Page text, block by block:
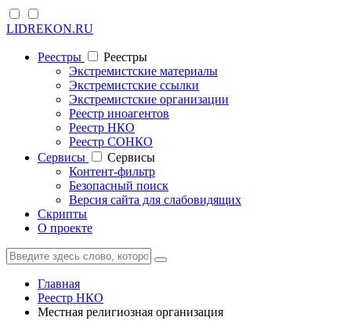
LIDREKON.RU
Реестры
Реестры
Экстремистские материалы
Экстремистские ссылки
Экстремистские организации
Реестр иноагентов
Реестр НКО
Реестр СОНКО
Cервисы
Cервисы
Контент-фильтр
Безопасный поиск
Версия сайта для слабовидящих
Скрипты
О проекте
Главная
Реестр НКО
Местная религиозная организация